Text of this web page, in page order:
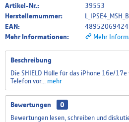
Artikel-Nr.:
39553
Herstellernummer:
EAN:
Mehr Informationen:
Mehr
Beschreibung
Die SHIELD Hülle für das iPhone 16e/
Telefon vor...
mehr
Bewertungen
0
Bewertungen lesen, schreiben und